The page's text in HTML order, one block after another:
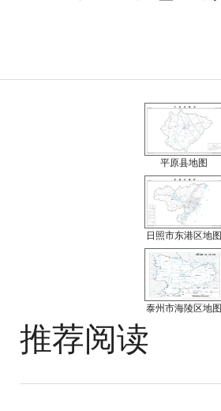
平原县地图
日照市东港区地图
泰州市海陵区地图
推荐阅读